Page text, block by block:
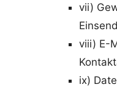
vii)
viii) E-
ix)